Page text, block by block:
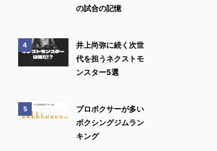
の試合の記憶
4
井上尚弥に続く次世
代を担うネクストモ
ンスター5選
5
プロボクサーが多い
ボクシングジムラン
キング